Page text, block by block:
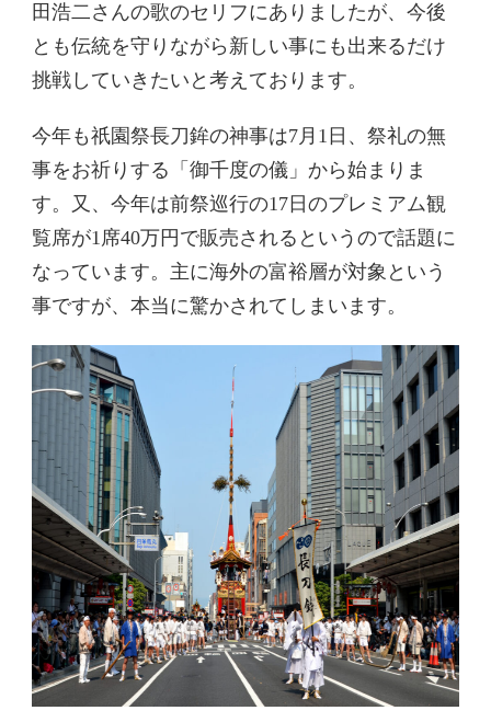
田浩二さんの歌のセリフにありましたが、今後
とも伝統を守りながら新しい事にも出来るだけ
挑戦していきたいと考えております。
今年も祇園祭長刀鉾の神事は7月1日、祭礼の無
事をお祈りする「御千度の儀」から始まりま
す。又、今年は前祭巡行の17日のプレミアム観
覧席が1席40万円で販売されるというので話題に
なっています。主に海外の富裕層が対象という
事ですが、本当に驚かされてしまいます。